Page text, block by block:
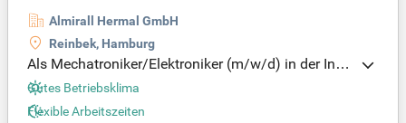
Almirall Hermal GmbH
Reinbek, Hamburg
Als Mechatroniker/Elektroniker (m/w/d) in der Inst
andhaltung von Pharmaanlagen sichern Sie die tec
hnische Verfügbarkeit und Zuverlässigkeit unserer
Gutes Betriebsklima
Flexible Arbeitszeiten